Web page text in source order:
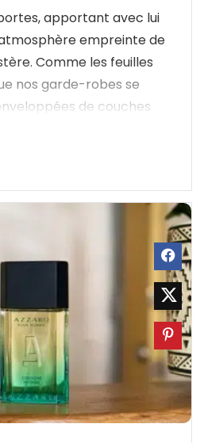
apportant avec lui
empreinte de
Comme les feuilles
nos garde-robes se
de couches
Le passage de
puis à l'hiver, ...